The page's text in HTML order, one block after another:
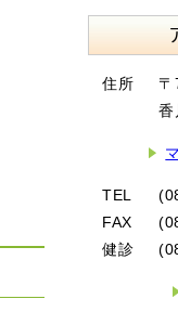
住所
香
TEL
FAX
健診